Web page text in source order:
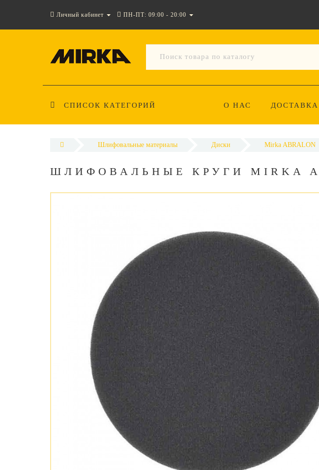
Личный кабинет ПН-ПТ: 09:00 - 20:00
СПИСОК КАТЕГОРИЙ О НАС ДОСТАВКА
Шлифовальные материалы Диски Mirka ABRALON
ШЛИФОВАЛЬНЫЕ КРУГИ MIRKA